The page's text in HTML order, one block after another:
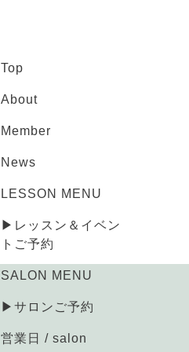
Top
About
Member
News
LESSON MENU
▶レッスン＆イベン
トご予約
SALON MENU
▶サロンご予約
営業日 / salon